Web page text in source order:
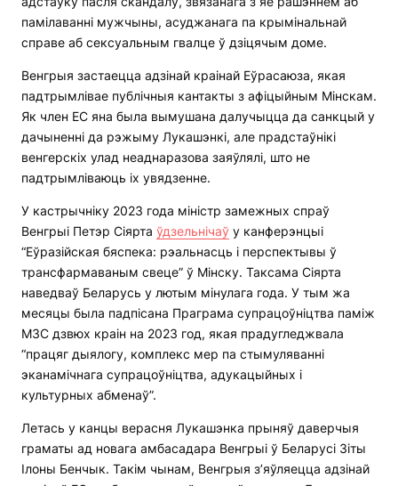
памілаванні мужчыны, асуджанага па крымінальнай
справе аб сексуальным гвалце ў дзіцячым доме.
Венгрыя застаецца адзінай краінай Еўрасаюза, якая
падтрымлівае публічныя кантакты з афіцыйным Мінскам.
Як член ЕС яна была вымушана далучыцца да санкцый у
дачыненні да рэжыму Лукашэнкі, але прадстаўнікі
венгерскіх улад неаднаразова заяўлялі, што не
падтрымліваюць іх увядзенне.
У кастрычніку 2023 года міністр замежных спраў
Венгрыі Петэр Сіярта ўдзельнічаў у канферэнцыі
“Еўразійская бяспека: рэальнасць і перспектывы ў
трансфармаваным свеце” ў Мінску. Таксама Сіярта
наведваў Беларусь у лютым мінулага года. У тым жа
месяцы была падпісана Праграма супрацоўніцтва паміж
МЗС дзвюх краін на 2023 год, якая прадугледжвала
“працяг дыялогу, комплекс мер па стымуляванні
эканамічнага супрацоўніцтва, адукацыйных і
культурных абменаў”.
Летась у канцы верасня Лукашэнка прыняў даверчыя
граматы ад новага амбасадара Венгрыі ў Беларусі Зіты
Ілоны Бенчык. Такім чынам, Венгрыя з’яўляецца адзінай